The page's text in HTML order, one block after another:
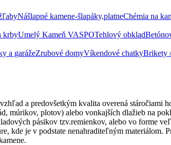
Nášlapné kamene-šlapáky,platneChémia na
krbyUmelý Kameň VASPOTehlový obklad
a garážeZrubové domyVíkendové chatkyBrikety
a predovšetkým kvalita overená
múrikov, plotov) alebo vonkajších dlažieb na
pásikov tzv.remienkov, alebo vo forme
kde je v podstate nenahraditeľným